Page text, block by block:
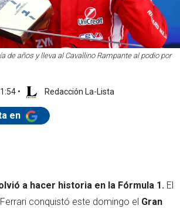
de años y lleva al Cavallino Rampante al podio por
• Redacción La-Lista
en
a hacer historia en la Fórmula 1. El
conquistó este domingo el Gran